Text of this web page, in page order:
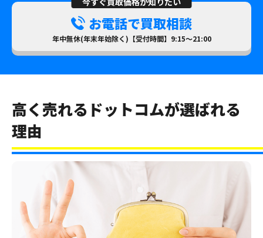
お電話で買取相談
年中無休(年末年始除く)【受付時間】9:15～21:00
高く売れるドットコムが選ばれる
理由